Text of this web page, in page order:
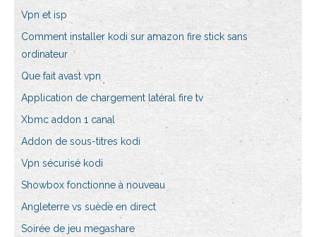
Vpn et isp
Comment installer kodi sur amazon fire stick sans
ordinateur
Que fait avast vpn
Application de chargement latéral fire tv
Xbmc addon 1 canal
Addon de sous-titres kodi
Vpn sécurisé kodi
Showbox fonctionne à nouveau
Angleterre vs suède en direct
Soirée de jeu megashare